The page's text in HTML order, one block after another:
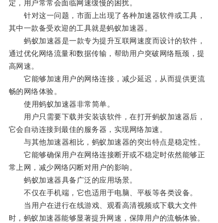
定，用户常常会面临网速缓慢的困扰。
针对这一问题，市面上出现了各种加速器软件或工具，
其中一款备受欢迎的工具就是蚂蚁加速器。
蚂蚁加速器是一款专为提升互联网速度而设计的软件，
通过优化网络流量和数据传输，帮助用户突破网络瓶颈，提
高网速。
它能够加速用户的网络连接，减少延迟，从而提供更流
畅的网络体验。
使用蚂蚁加速器非常简单。
用户只需要下载并安装该软件，在打开蚂蚁加速器后，
它会自动连接到最佳的服务器，实现网络加速。
与其他加速器相比，蚂蚁加速器的突出特点是稳定性。
它能够确保用户在网络连接断开或不稳定时依然能够正
常上网，减少网络闪断对用户的影响。
蚂蚁加速器具备广泛的应用场景。
不仅在手机端，它也适用于电脑、平板等各类设备。
当用户在进行在线游戏、观看高清视频或下载大文件
时，蚂蚁加速器能够显著提升网速，保障用户的流畅体验。